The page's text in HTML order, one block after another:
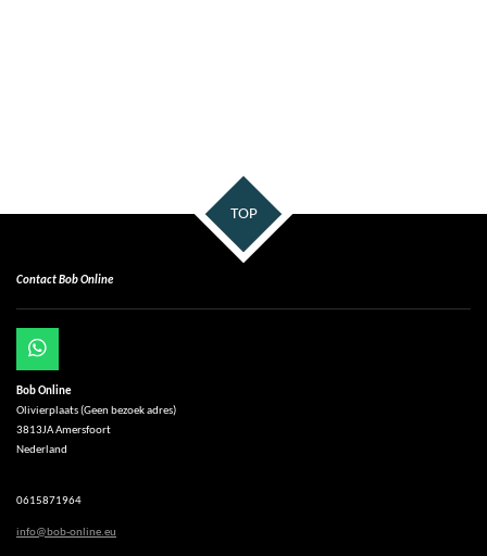
TOP
Contact Bob Online
W
h
a
t
s
A
p
Bob Online
Olivierplaats (Geen bezoek adres)
3813JA Amersfoort
Nederland
0615871964
info@bob-online.eu